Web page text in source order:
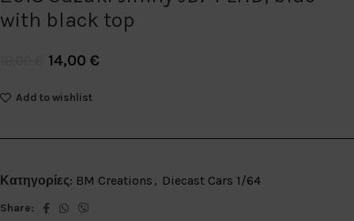
with black top
14,00 €
Add to wishlist
Κατηγορίες: BM Creations , Diecast Cars 1/64
Share: